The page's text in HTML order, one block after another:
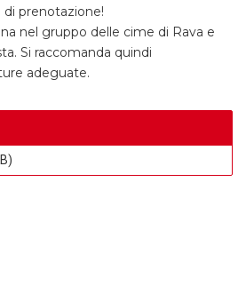
di prenotazione!
nel gruppo delle cime di Rava e
Si raccomanda quindi
adeguate.